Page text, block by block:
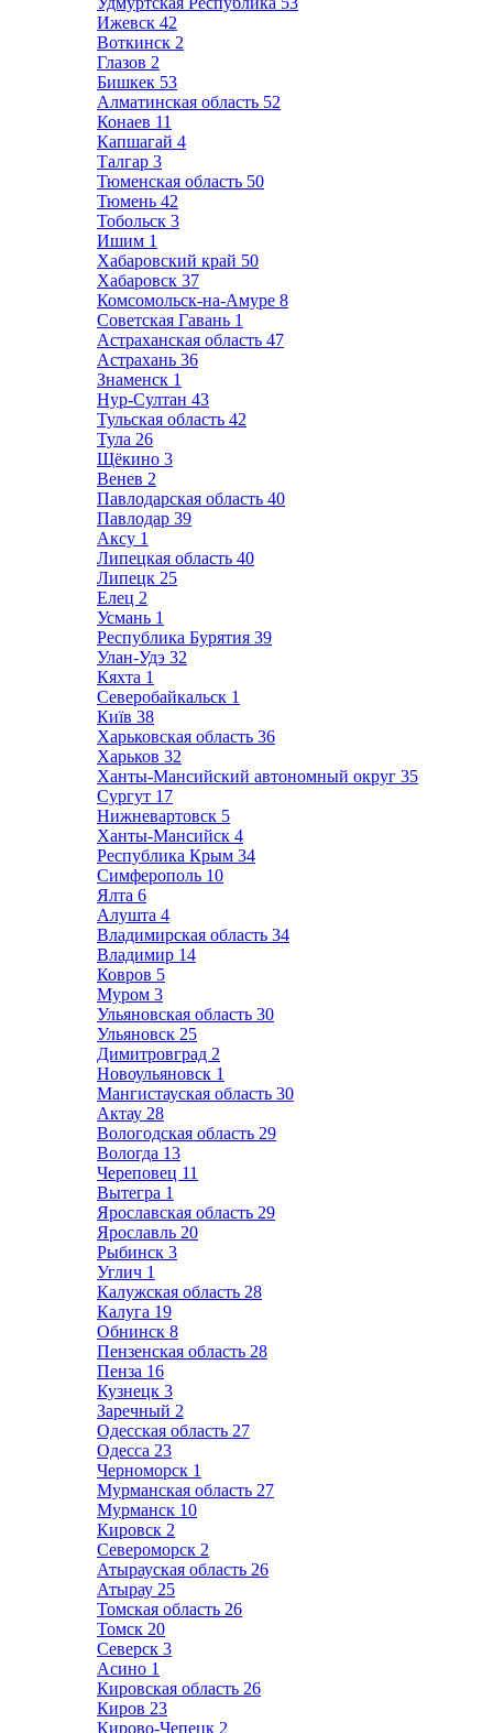
Ижевск 42
Воткинск 2
Глазов 2
Бишкек 53
Алматинская область 52
Конаев 11
Капшагай 4
Талгар 3
Тюменская область 50
Тюмень 42
Тобольск 3
Ишим 1
Хабаровский край 50
Хабаровск 37
Комсомольск-на-Амуре 8
Советская Гавань 1
Астраханская область 47
Астрахань 36
Знаменск 1
Нур-Султан 43
Тульская область 42
Тула 26
Щёкино 3
Венев 2
Павлодарская область 40
Павлодар 39
Аксу 1
Липецкая область 40
Липецк 25
Елец 2
Усмань 1
Республика Бурятия 39
Улан-Удэ 32
Кяхта 1
Северобайкальск 1
Київ 38
Харьковская область 36
Харьков 32
Ханты-Мансийский автономный округ 35
Сургут 17
Нижневартовск 5
Ханты-Мансийск 4
Республика Крым 34
Симферополь 10
Ялта 6
Алушта 4
Владимирская область 34
Владимир 14
Ковров 5
Муром 3
Ульяновская область 30
Ульяновск 25
Димитровград 2
Новоульяновск 1
Мангистауская область 30
Актау 28
Вологодская область 29
Вологда 13
Череповец 11
Вытегра 1
Ярославская область 29
Ярославль 20
Рыбинск 3
Углич 1
Калужская область 28
Калуга 19
Обнинск 8
Пензенская область 28
Пенза 16
Кузнецк 3
Заречный 2
Одесская область 27
Одесса 23
Черноморск 1
Мурманская область 27
Мурманск 10
Кировск 2
Североморск 2
Атырауская область 26
Атырау 25
Томская область 26
Томск 20
Северск 3
Асино 1
Кировская область 26
Киров 23
Кирово-Чепецк 2